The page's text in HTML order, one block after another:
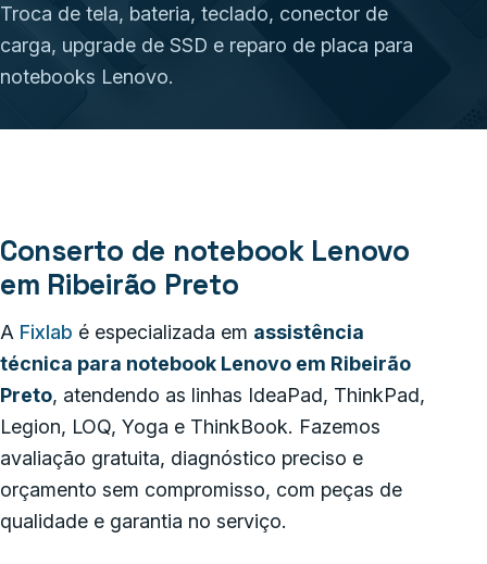
Troca de tela, bateria, teclado, conector de
carga, upgrade de SSD e reparo de placa para
notebooks Lenovo.
Conserto de notebook Lenovo
em Ribeirão Preto
A Fixlab é especializada em assistência
técnica para notebook Lenovo em Ribeirão
Preto, atendendo as linhas IdeaPad, ThinkPad,
Legion, LOQ, Yoga e ThinkBook. Fazemos
avaliação gratuita, diagnóstico preciso e
orçamento sem compromisso, com peças de
qualidade e garantia no serviço.